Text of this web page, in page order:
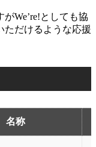
We’re!としても協
ただけるような応援
名称